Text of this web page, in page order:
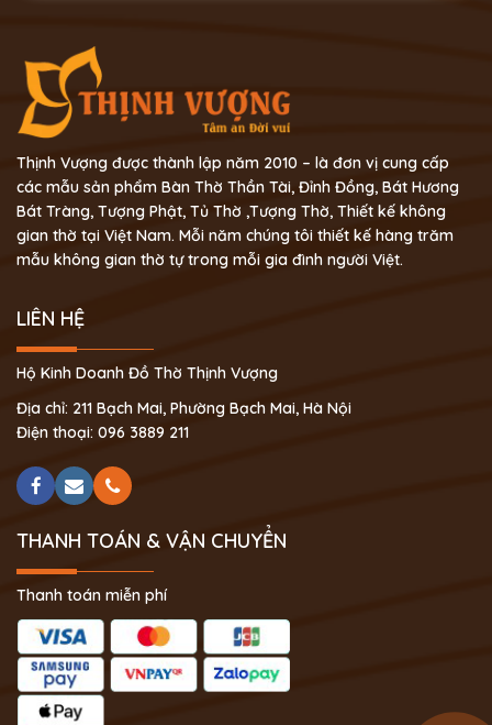
Thịnh Vượng được thành lập năm 2010 – là đơn vị cung cấp
các mẫu sản phẩm Bàn Thờ Thần Tài, Đỉnh Đồng, Bát Hương
Bát Tràng, Tượng Phật, Tủ Thờ ,Tượng Thờ, Thiết kế không
gian thờ tại Việt Nam. Mỗi năm chúng tôi thiết kế hàng trăm
mẫu không gian thờ tự trong mỗi gia đình người Việt.
LIÊN HỆ
Hộ Kinh Doanh Đồ Thờ Thịnh Vượng
Địa chỉ: 211 Bạch Mai, Phường Bạch Mai, Hà Nội
Điện thoại: 096 3889 211
THANH TOÁN & VẬN CHUYỂN
Thanh toán miễn phí